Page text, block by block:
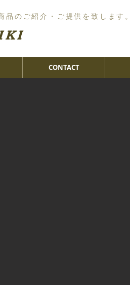
のご紹介・ご提供を致します。
CONTACT